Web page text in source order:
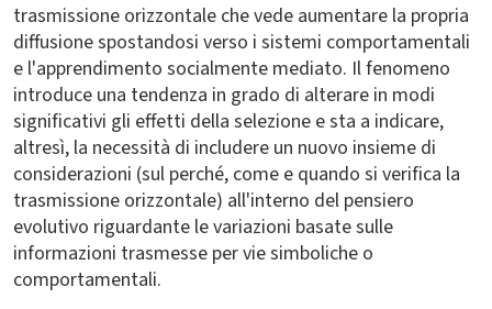
trasmissione orizzontale che vede aumentare la propria
diffusione spostandosi verso i sistemi comportamentali
e l'apprendimento socialmente mediato. Il fenomeno
introduce una tendenza in grado di alterare in modi
significativi gli effetti della selezione e sta a indicare,
altresì, la necessità di includere un nuovo insieme di
considerazioni (sul perché, come e quando si verifica la
trasmissione orizzontale) all'interno del pensiero
evolutivo riguardante le variazioni basate sulle
informazioni trasmesse per vie simboliche o
comportamentali.